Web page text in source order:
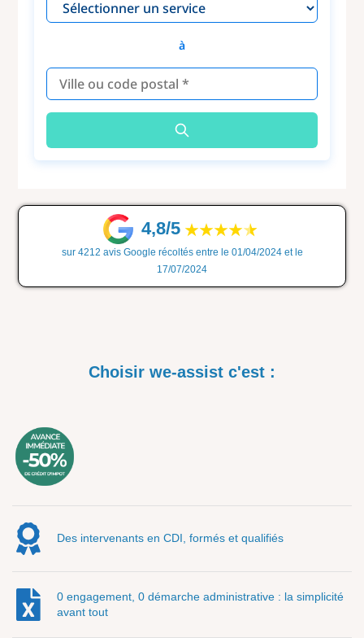
à
4,8/5
sur 4212 avis Google récoltés entre le 01/04/2024 et le
17/07/2024
Choisir we-assist c'est :
Des intervenants en CDI, formés et qualifiés
0 engagement, 0 démarche administrative : la simplicité
avant tout